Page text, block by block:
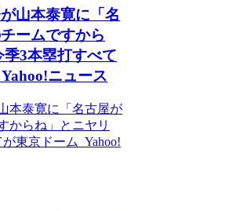
山本泰寛に「名
ームですから
3本塁打すべて
ニュース
本泰寛に「名古屋が
からね」とニヤリ
東京ドーム Yahoo!